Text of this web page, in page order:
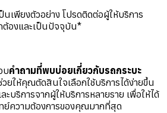
เพียงตัวอย่าง โปรดติดต่อผู้ให้บริการ
ต้องและเป็นปัจจุบัน*
บคำถามที่พบบ่อยเกี่ยวกับรถกระบะ
วยให้คุณตัดสินใจเลือกใช้บริการได้ง่ายขึ้น
บริการจากผู้ให้บริการหลายราย เพื่อให้ได้
ย์ความต้องการของคุณมากที่สุด